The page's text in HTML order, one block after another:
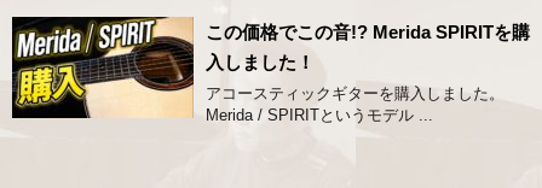
この価格でこの音!? Merida SPIRITを購
入しました！
アコースティックギターを購入しました。
Merida / SPIRITというモデル ...